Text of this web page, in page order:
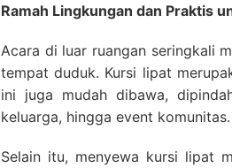
Ramah Lingkungan dan Praktis
Acara di luar ruangan seringkali
tempat duduk. Kursi lipat
ini juga mudah dibawa,
keluarga, hingga event komunitas.
Selain itu, menyewa kursi lipat